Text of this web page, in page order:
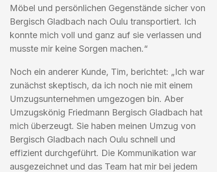
Möbel und persönlichen Gegenstände sicher von
Bergisch Gladbach nach Oulu transportiert. Ich
konnte mich voll und ganz auf sie verlassen und
musste mir keine Sorgen machen.“
Noch ein anderer Kunde, Tim, berichtet: „Ich war
zunächst skeptisch, da ich noch nie mit einem
Umzugsunternehmen umgezogen bin. Aber
Umzugskönig Friedmann Bergisch Gladbach hat
mich überzeugt. Sie haben meinen Umzug von
Bergisch Gladbach nach Oulu schnell und
effizient durchgeführt. Die Kommunikation war
ausgezeichnet und das Team hat mir bei jedem